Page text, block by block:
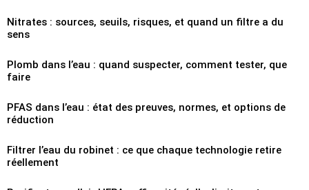
Nitrates : sources, seuils, risques, et quand un filtre a du
sens
Plomb dans l’eau : quand suspecter, comment tester, que
faire
PFAS dans l’eau : état des preuves, normes, et options de
réduction
Filtrer l’eau du robinet : ce que chaque technologie retire
réellement